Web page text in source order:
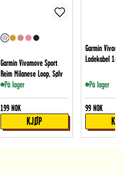
Garmin Vivomove Sport
Reim Milanese Loop, Sølv
På lager
199 NOK
KJØP
Garmin
Ladekabel 1m,
På lager
99 NOK